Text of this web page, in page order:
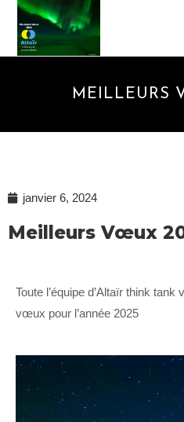
MEILLEURS
janvier 6, 2024
Meilleurs Vœux
Toute l’équipe d’Altaïr think
vœux pour l’année 2025